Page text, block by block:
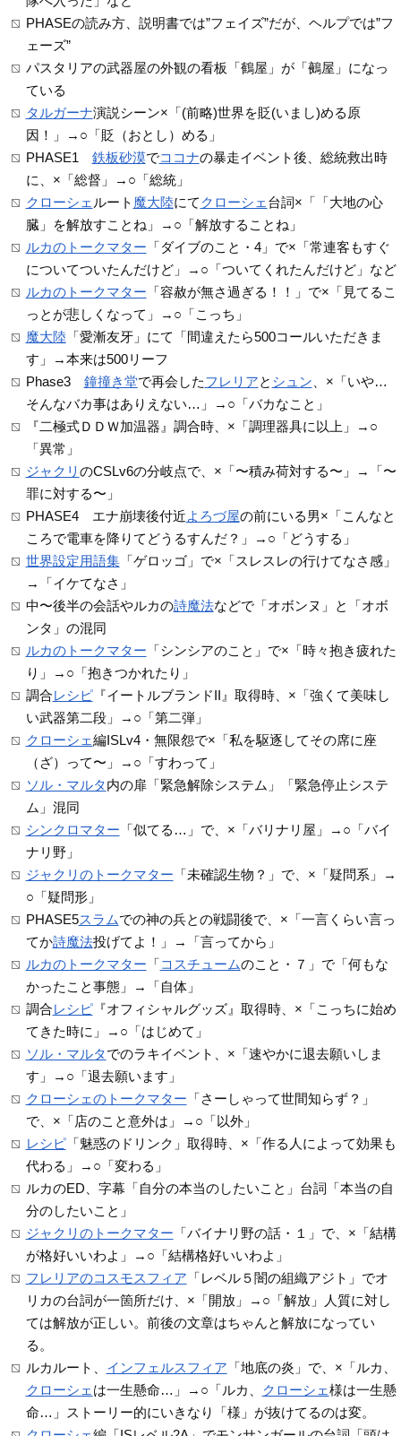
PHASEの読み方、説明書では”フェイズ”だが、ヘルプでは”フ
ェーズ”
パスタリアの武器屋の外観の看板「鶴屋」が「鵺屋」になっ
ている
タルガーナ演説シーン×「(前略)世界を貶(いまし)める原
因！」→○「貶（おとし）める」
PHASE1 鉄板砂漠でココナの暴走イベント後、総統救出時
に、×「総督」→○「総統」
クローシェ ルート 魔大陸にて クローシェ 台詞×「「大地の心
臓」を解放すことね」→○「解放することね」
ルカのトークマター 「ダイブのこと・4」で×「常連客もすぐ
についてついたんだけど」→○「ついてくれたんだけど」など
ルカのトークマター 「容赦が無さ過ぎる！！」で×「見てるこ
っとが悲しくなって」→○「こっち」
魔大陸「愛漸友牙」にて「間違えたら500コールいただきま
す」→本来は500リーフ
Phase3 鐘撞き堂で再会したフレリアと シュン 、×「いや…
そんなバカ事はありえない…」→○「バカなこと」
『二極式ＤＤＷ加温器』調合時、×「調理器具に以上」→○
「異常」
ジャクリ のCSLv6の分岐点で、×「〜積み荷対する〜」→「〜
罪に対する〜」
PHASE4 エナ崩壊後付近よろづ屋の前にいる男×「こんなと
ころで電車を降りてどうるすんだ？」→○「どうする」
世界設定用語集「ゲロッゴ」で×「スレスレの行けてなさ感」
→「イケてなさ」
中〜後半の会話やルカの詩魔法などで「オボンヌ」と「オボ
ンタ」の混同
ルカのトークマター 「シンシアのこと」で×「時々抱き疲れた
り」→○「抱きつかれたり」
調合レシピ『イートルブランドII』取得時、×「強くて美味し
い武器第二段」→○「第二弾」
クローシェ編ISLv4・無限怨で×「私を駆逐してその席に座
（ざ）って〜」→○「すわって」
ソル・マルタ内の扉「緊急解除システム」「緊急停止システ
ム」混同
シンクロマター 「似てる…」で、×「バリナリ屋」→○「バイ
ナリ野」
ジャクリのトークマター 「未確認生物？」で、×「疑問系」→
○「疑問形」
PHASE5スラムでの神の兵との戦闘後で、×「一言くらい言っ
てか詩魔法投げてよ！」→「言ってから」
ルカのトークマター 「コスチュームのこと・７」で「何もな
かったこと事態」→「自体」
調合レシピ『オフィシャルグッズ』取得時、×「こっちに始め
てきた時に」→○「はじめて」
ソル・マルタでのラキイベント、×「速やかに退去願いしま
す」→○「退去願います」
クローシェのトークマター 「さーしゃって世間知らず？」
で、×「店のこと意外は」→○「以外」
レシピ「魅惑のドリンク」取得時、×「作る人によって効果も
代わる」→○「変わる」
ルカのED、字幕「自分の本当のしたいこと」台詞「本当の自
分のしたいこと」
ジャクリのトークマター 「バイナリ野の話・１」で、×「結構
が格好いいわよ」→○「結構格好いいわよ」
フレリアのコスモスフィア 「レベル５闇の組織アジト」でオ
リカの台詞が一箇所だけ、×「開放」→○「解放」人質に対し
ては解放が正しい。前後の文章はちゃんと解放になってい
る。
ルカルート、 インフェルスフィア 「地底の炎」で、×「ルカ、
クローシェ は一生懸命…」→○「ルカ、 クローシェ様は一生懸
命…」ストーリー的にいきなり「様」が抜けてるのは変。